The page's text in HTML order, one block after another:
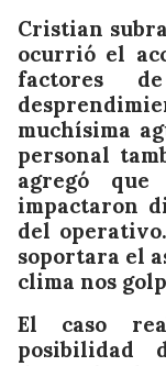
Cristian
ocurrió el
factores
muchísima
personal
agregó que
impactaron
del
soportara el
clima nos
El caso
posibilidad